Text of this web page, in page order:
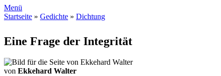
Menü
Startseite » Gedichte » Dichtung
Eine Frage der Integrität
von Ekkehard Walter